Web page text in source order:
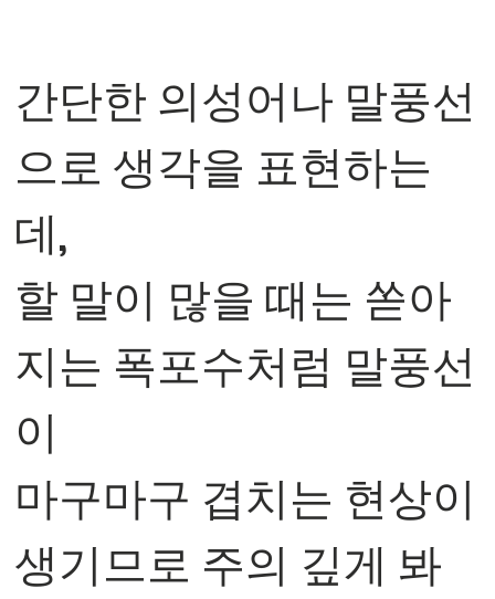
간단한 의성어나 말풍선
으로 생각을 표현하는
데,
할 말이 많을 때는 쏟아
지는 폭포수처럼 말풍선
이
마구마구 겹치는 현상이
생기므로 주의 깊게 봐